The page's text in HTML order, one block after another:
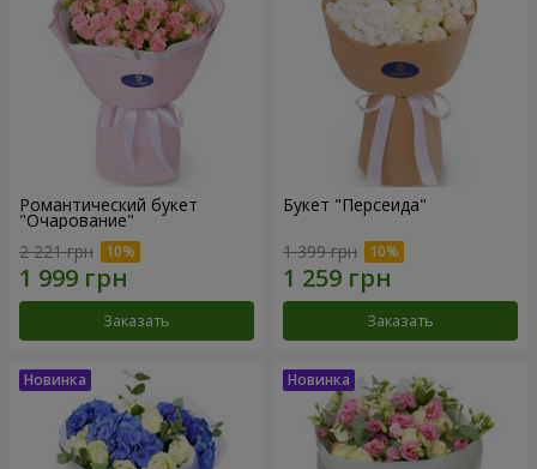
Романтический букет
"Очарование"
2 221 грн
Заказать
Букет "Персеида"
1 399 грн
Заказать